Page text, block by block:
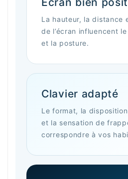
La hauteur, la distance
de l’écran influencent
et la posture.
Clavier adapté
Le format, la
et la sensation de
correspondre à vos